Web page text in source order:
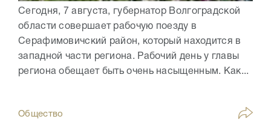
Сегодня, 7 августа, губернатор Волгоградской
области совершает рабочую поезду в
Серафимовичский район, который находится в
западной части региона. Рабочий день у главы
региона обещает быть очень насыщенным. Как...
Общество